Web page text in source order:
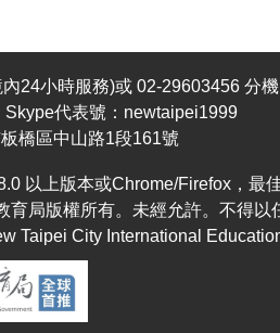
24小時服務)或 02-29603456 分
代表號：newtaipei1999
板橋區中山路1段161號
以上版本或Chrome/Firefox，
育局版權所有。未經允許。不得以
Taipei City International